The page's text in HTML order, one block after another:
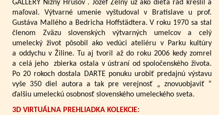
GALLERY Nižný Hrušov . Jozef Zelný už ako dieťa rád kreslil a
maľoval. Výtvarné umenie vyštudoval v Bratislave u prof.
Gustáva Mallého a Bedricha Hoffstädtera. V roku 1970 sa stal
členom Zväzu slovenských výtvarných umelcov a celý
umelecký život pôsobil ako vedúci ateliéru v Parku kultúry
a oddychu v Žiline. Tu aj tvoril až do roku 2006 kedy zomrel
a celá jeho zbierka ostala v ústraní od spoločenského života.
Po 20 rokoch dostala DARTE ponuku urobiť predajnú výstavu
vyše 350 diel autora a tak pre verejnosť „ znovuobjaviť “
ďalšiu umeleckú osobnosť slovenského umeleckého sveta.
3D VIRTUÁLNA PREHLIADKA KOLEKCIE: